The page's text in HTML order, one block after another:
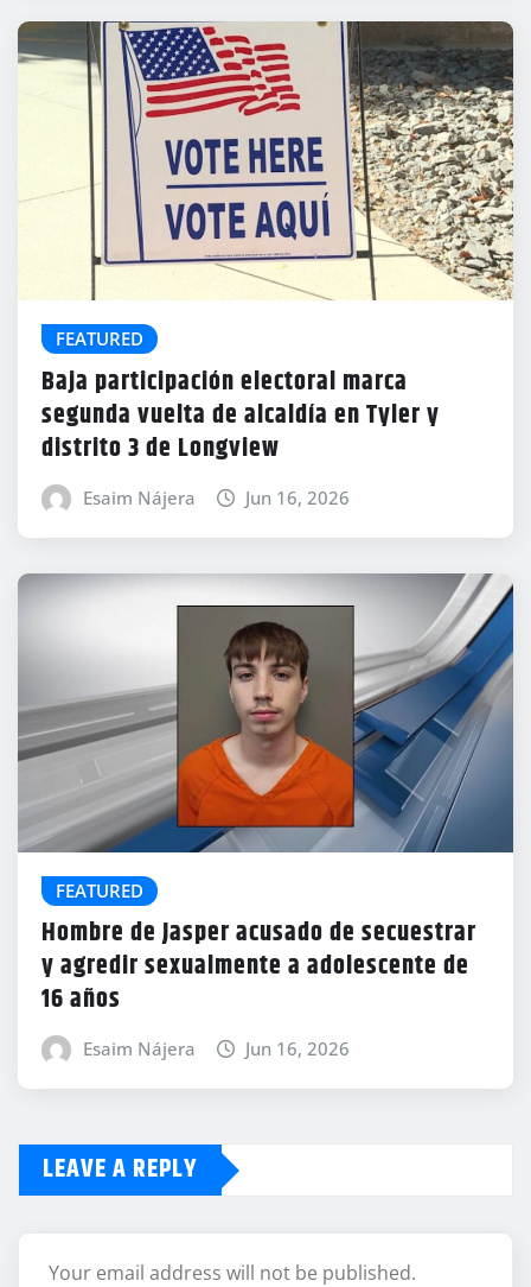
FEATURED
Baja participación electoral marca
segunda vuelta de alcaldía en Tyler y
distrito 3 de Longview
Esaim Nájera Jun 16, 2026
FEATURED
Hombre de Jasper acusado de secuestrar
y agredir sexualmente a adolescente de
16 años
Esaim Nájera Jun 16, 2026
LEAVE A REPLY
Your email address will not be published.